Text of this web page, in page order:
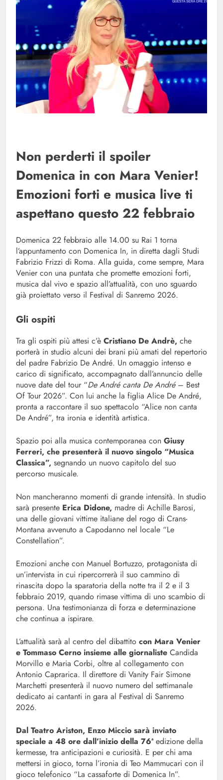
Non perderti il spoiler
Domenica in con Mara Venier!
Emozioni forti e musica live ti
aspettano questo 22 febbraio
Domenica 22 febbraio alle 14.00 su Rai 1 torna
l’appuntamento con Domenica In, in diretta dagli Studi
Fabrizio Frizzi di Roma. Alla guida, come sempre, Mara
Venier con una puntata che promette emozioni forti,
musica dal vivo e spazio all’attualità, con uno sguardo
già proiettato verso il Festival di Sanremo 2026.
Gli ospiti
Tra gli ospiti più attesi c’è Cristiano De Andrè, che
porterà in studio alcuni dei brani più amati del repertorio
del padre Fabrizio De André. Un omaggio intenso e
carico di significato, accompagnato dall’annuncio delle
nuove date del tour “De André canta De André – Best
Of Tour 2026”. Con lui anche la figlia Alice De André,
pronta a raccontare il suo spettacolo “Alice non canta
De André”, tra ironia e identità artistica.
Spazio poi alla musica contemporanea con Giusy
Ferreri, che presenterà il nuovo singolo “Musica
Classica”, segnando un nuovo capitolo del suo
percorso musicale.
Non mancheranno momenti di grande intensità. In studio
sarà presente Erica Didone, madre di Achille Barosi,
una delle giovani vittime italiane del rogo di Crans-
Montana avvenuto a Capodanno nel locale “Le
Constellation”.
Emozioni anche con Manuel Bortuzzo, protagonista di
un’intervista in cui ripercorrerà il suo cammino di
rinascita dopo la sparatoria della notte tra il 2 e il 3
febbraio 2019, quando rimase vittima di uno scambio di
persona. Una testimonianza di forza e determinazione
che continua a ispirare.
L’attualità sarà al centro del dibattito con Mara Venier
e Tommaso Cerno insieme alle giornaliste Candida
Morvillo e Maria Corbi, oltre al collegamento con
Antonio Caprarica. Il direttore di Vanity Fair Simone
Marchetti presenterà il nuovo numero del settimanale
dedicato ai cantanti in gara al Festival di Sanremo
2026.
Dal Teatro Ariston, Enzo Miccio sarà inviato
speciale a 48 ore dall’inizio della 76ª edizione della
kermesse, tra anticipazioni e curiosità. E per chi ama
mettersi in gioco, torna l’ironia di Teo Mammucari con il
gioco telefonico “La cassaforte di Domenica In”.